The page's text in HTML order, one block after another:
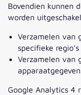
Bovendien kunnen
worden
Verzamelen van
specifieke regio’s
Verzamelen van
Google Analytics 4